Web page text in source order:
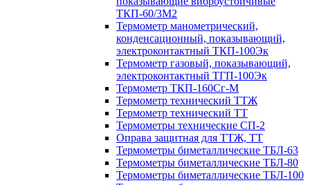
ТКП-60/3М2
Термометр манометрический,
конденсационный, показывающий,
электроконтактный ТКП-100Эк
Термометр газовый, показывающий,
электроконтактный ТГП-100Эк
Термометр ТКП-160Сг-М
Термометр технический ТТЖ
Термометр технический ТТ
Термометры технические СП-2
Оправа защитная для ТТЖ, ТТ
Термометры биметаллические ТБЛ-63
Термометры биметаллические ТБЛ-80
Термометры биметаллические ТБЛ-100